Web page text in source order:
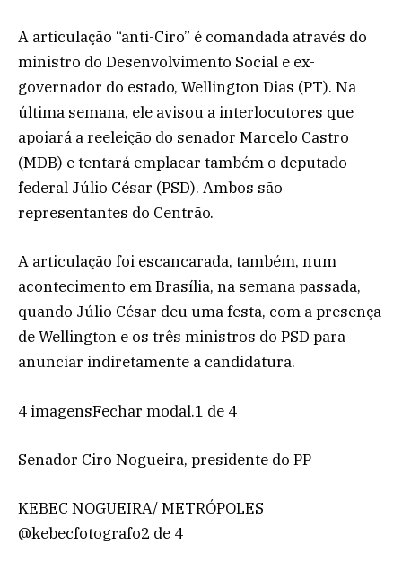
A articulação “anti-Ciro” é comandada através do
ministro do Desenvolvimento Social e ex-
governador do estado, Wellington Dias (PT). Na
última semana, ele avisou a interlocutores que
apoiará a reeleição do senador Marcelo Castro
(MDB) e tentará emplacar também o deputado
federal Júlio César (PSD). Ambos são
representantes do Centrão.
A articulação foi escancarada, também, num
acontecimento em Brasília, na semana passada,
quando Júlio César deu uma festa, com a presença
de Wellington e os três ministros do PSD para
anunciar indiretamente a candidatura.
4 imagensFechar modal.1 de 4
Senador Ciro Nogueira, presidente do PP
KEBEC NOGUEIRA/ METRÓPOLES
@kebecfotografo2 de 4